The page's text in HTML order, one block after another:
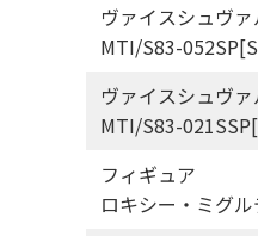
ヴァイスシュヴ
MTI/S83-
ヴァイスシュヴ
MTI/S83-
フィギュア
ロキシー・ミグ